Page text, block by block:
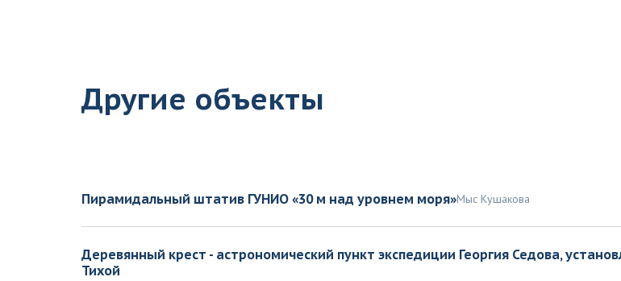
Другие объекты
Пирамидальный штатив ГУНИО «30 м над уровнем моря»Мыс Кушакова
Деревянный крест - астрономический пункт экспедиции Георгия Седова,
Тихой